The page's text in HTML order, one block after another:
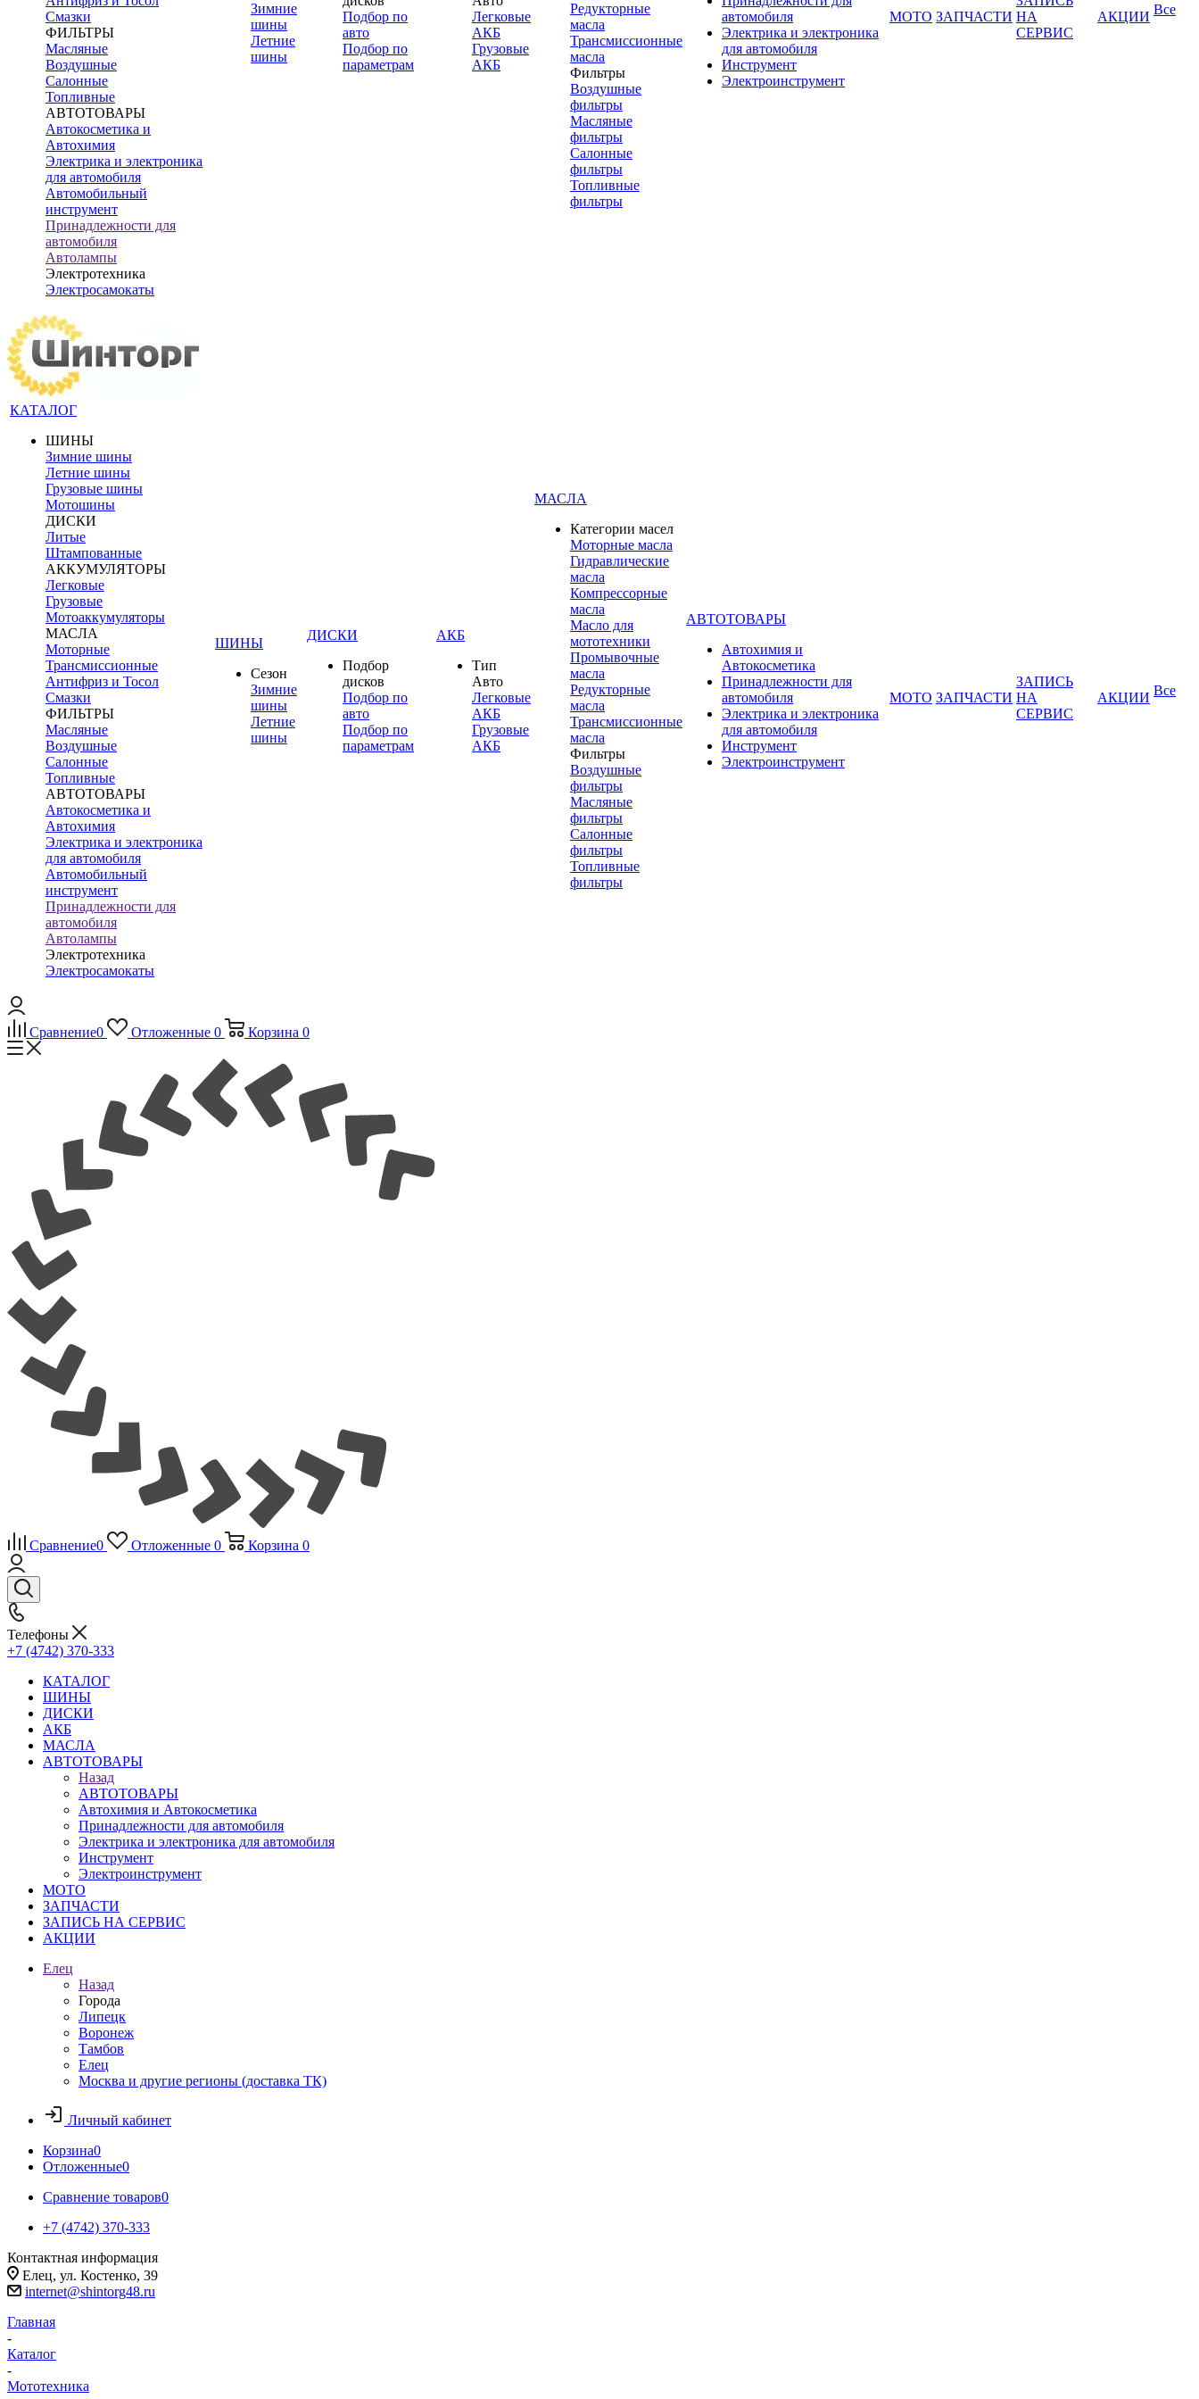
Смазки
ФИЛЬТРЫ
Масляные
Воздушные
Салонные
Топливные
АВТОТОВАРЫ
Автокосметика и
Автохимия
Электрика и электроника
для автомобиля
Автомобильный
инструмент
Принадлежности для
автомобиля
Автолампы
Электротехника
Электросамокаты
Зимние
шины
Летние
шины
Подбор по
авто
Подбор по
параметрам
Легковые
АКБ
Грузовые
АКБ
Редукторные
масла
Трансмиссионные
масла
Фильтры
Воздушные
фильтры
Масляные
фильтры
Салонные
фильтры
Топливные
фильтры
автомобиля
Электрика и электроника
для автомобиля
Инструмент
Электроинструмент
МОТО ЗАПЧАСТИ НА
СЕРВИС
АКЦИИ Все
КАТАЛОГ
ШИНЫ
Зимние шины
Летние шины
Грузовые шины
Мотошины
ДИСКИ
Литые
Штампованные
АККУМУЛЯТОРЫ
Легковые
Грузовые
Мотоаккумуляторы
МАСЛА
Моторные
Трансмиссионные
Антифриз и Тосол
Смазки
ФИЛЬТРЫ
Масляные
Воздушные
Салонные
Топливные
АВТОТОВАРЫ
Автокосметика и
Автохимия
Электрика и электроника
для автомобиля
Автомобильный
инструмент
Принадлежности для
автомобиля
Автолампы
Электротехника
Электросамокаты
ШИНЫ
Сезон
Зимние
шины
Летние
шины
ДИСКИ
Подбор
дисков
Подбор по
авто
Подбор по
параметрам
АКБ
Тип
Авто
Легковые
АКБ
Грузовые
АКБ
МАСЛА
Категории масел
Моторные масла
Гидравлические
масла
Компрессорные
масла
Масло для
мототехники
Промывочные
масла
Редукторные
масла
Трансмиссионные
масла
Фильтры
Воздушные
фильтры
Масляные
фильтры
Салонные
фильтры
Топливные
фильтры
АВТОТОВАРЫ
Автохимия и
Автокосметика
Принадлежности для
автомобиля
Электрика и электроника
для автомобиля
Инструмент
Электроинструмент
МОТО ЗАПЧАСТИ
ЗАПИСЬ
НА
СЕРВИС
АКЦИИ Все
Сравнение0 Отложенные 0 Корзина 0
Сравнение0 Отложенные 0 Корзина 0
Телефоны
+7 (4742) 370-333
КАТАЛОГ
ШИНЫ
ДИСКИ
АКБ
МАСЛА
АВТОТОВАРЫ
Назад
АВТОТОВАРЫ
Автохимия и Автокосметика
Принадлежности для автомобиля
Электрика и электроника для автомобиля
Инструмент
Электроинструмент
МОТО
ЗАПЧАСТИ
ЗАПИСЬ НА СЕРВИС
АКЦИИ
Елец
Назад
Города
Липецк
Воронеж
Тамбов
Елец
Москва и другие регионы (доставка ТК)
Личный кабинет
Корзина0
Отложенные0
Сравнение товаров0
+7 (4742) 370-333
Контактная информация
Елец, ул. Костенко, 39
internet@shintorg48.ru
Главная
-
Каталог
-
Мототехника